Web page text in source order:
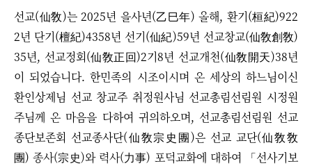
선교(仙敎)는 2025년 을사년(乙巳年) 올해, 환기(桓紀)922
2년 단기(檀紀)4358년 선기(仙紀)59년 선교창교(仙敎創敎)
35년, 선교정회(仙敎正回)2기8년 선교개천(仙敎開天)38년
이 되었습니다. 한민족의 시조이시며 온 세상의 하느님이신
환인상제님 선교 창교주 취정원사님 선교총림선림원 시정원
주님께 온 마음을 다하여 귀의하오며, 선교총림선림원 선교
종단보존회 선교종사단(仙敎宗史團)은 선교 교단(仙敎敎
團)종사(宗史)와 력사(力事) 포덕교화에 대하여 「선사기보